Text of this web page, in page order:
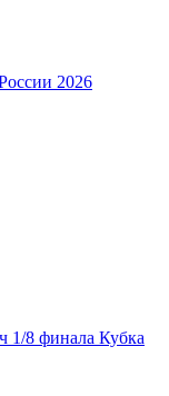
2026
1/8 финала Кубка